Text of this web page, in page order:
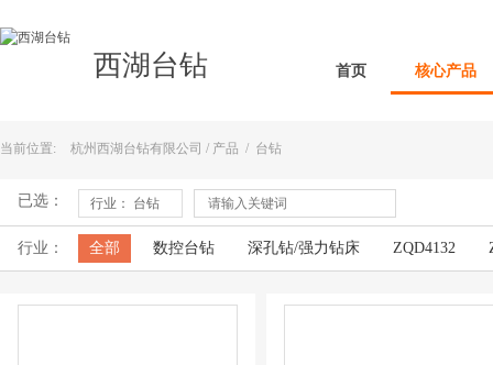
西湖台钻 首页 核心产品
当前位置: 杭州西湖台钻有限公司 / 产品 / 台钻
已选： 行业： 台钻
行业： 全部 数控台钻 深孔钻/强力钻床 ZQD4132